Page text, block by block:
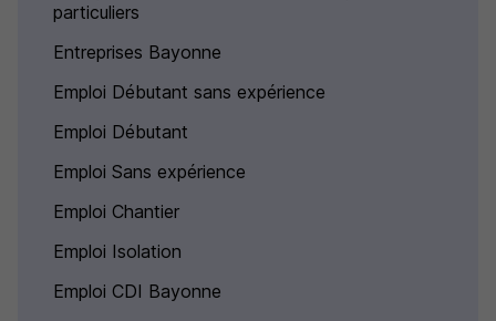
particuliers
Entreprises Bayonne
Emploi Débutant sans expérience
Emploi Débutant
Emploi Sans expérience
Emploi Chantier
Emploi Isolation
Emploi CDI Bayonne